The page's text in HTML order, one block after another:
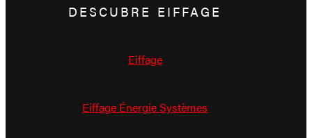
DESCUBRE EIFFAGE
Eiffage
Eiffage Énergie Systèmes